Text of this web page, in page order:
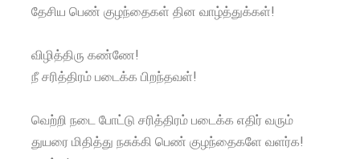
தேசிய பெண் குழந்தைகள் தின வாழ்த்துக்கள்!
விழித்திரு கண்ணே!
நீ சரித்திரம் படைக்க பிறந்தவள்!
வெற்றி நடை போட்டு சரித்திரம் படைக்க எதிர் வரும்
துயரை மிதித்து நசுக்கி பெண் குழந்தைகளே வளர்க!